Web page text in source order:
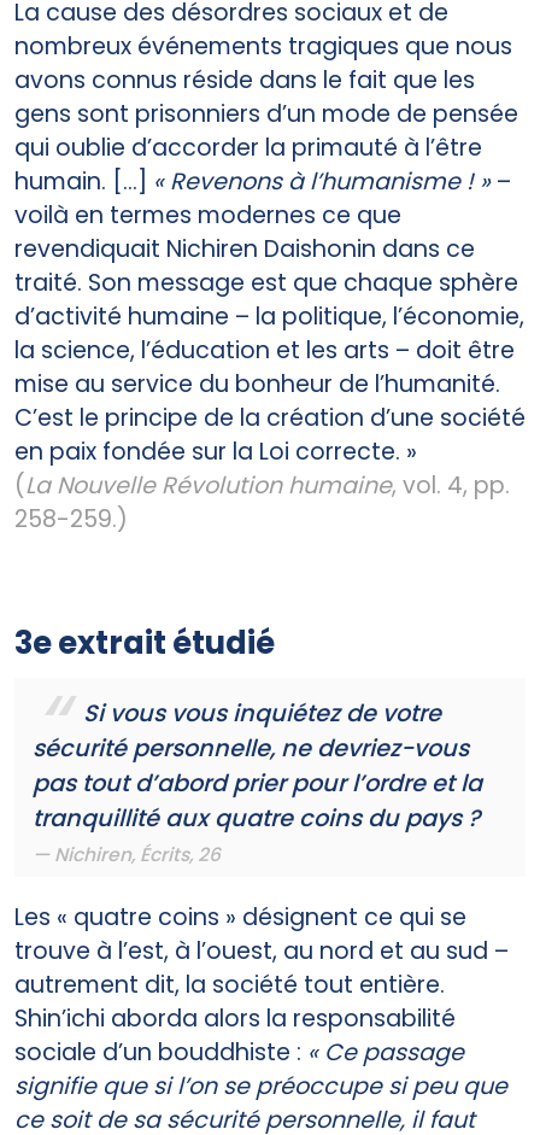
La cause des désordres sociaux et de
nombreux événements tragiques que nous
avons connus réside dans le fait que les
gens sont prisonniers d’un mode de pensée
qui oublie d’accorder la primauté à l’être
humain. [...] « Revenons à l’humanisme ! »–
voilà en termes modernes ce que
revendiquait Nichiren Daishonin dans ce
traité. Son message est que chaque sphère
d’activité humaine – la politique, l’économie,
la science, l’éducation et les arts – doit être
mise au service du bonheur de l’humanité.
C’est le principe de la création d’une société
en paix fondée sur la Loi correcte. »
(La Nouvelle Révolution humaine, vol. 4, pp.
258-259.)
3e extrait étudié
Si vous vous inquiétez de votre
sécurité personnelle, ne devriez-vous
pas tout d’abord prier pour l’ordre et la
tranquillité aux quatre coins du pays ?
Nichiren, Écrits, 26
Les « quatre coins » désignent ce qui se
trouve à l’est, à l’ouest, au nord et au sud –
autrement dit, la société tout entière.
Shin’ichi aborda alors la responsabilité
sociale d’un bouddhiste : « Ce passage
signifie que si l’on se préoccupe si peu que
ce soit de sa sécurité personnelle, il faut